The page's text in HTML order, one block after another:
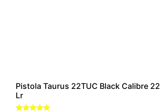
Pistola Taurus 22TUC Black Calibre 22
Lr